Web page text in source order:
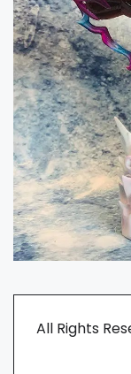
All Rights